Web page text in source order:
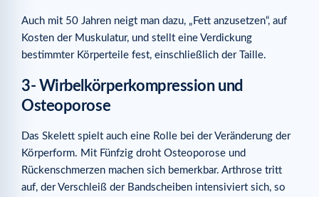
Auch mit 50 Jahren neigt man dazu, „Fett anzusetzen“, auf
Kosten der Muskulatur, und stellt eine Verdickung
bestimmter Körperteile fest, einschließlich der Taille.
3- Wirbelkörperkompression und
Osteoporose
Das Skelett spielt auch eine Rolle bei der Veränderung der
Körperform. Mit Fünfzig droht Osteoporose und
Rückenschmerzen machen sich bemerkbar. Arthrose tritt
auf, der Verschleiß der Bandscheiben intensiviert sich, so